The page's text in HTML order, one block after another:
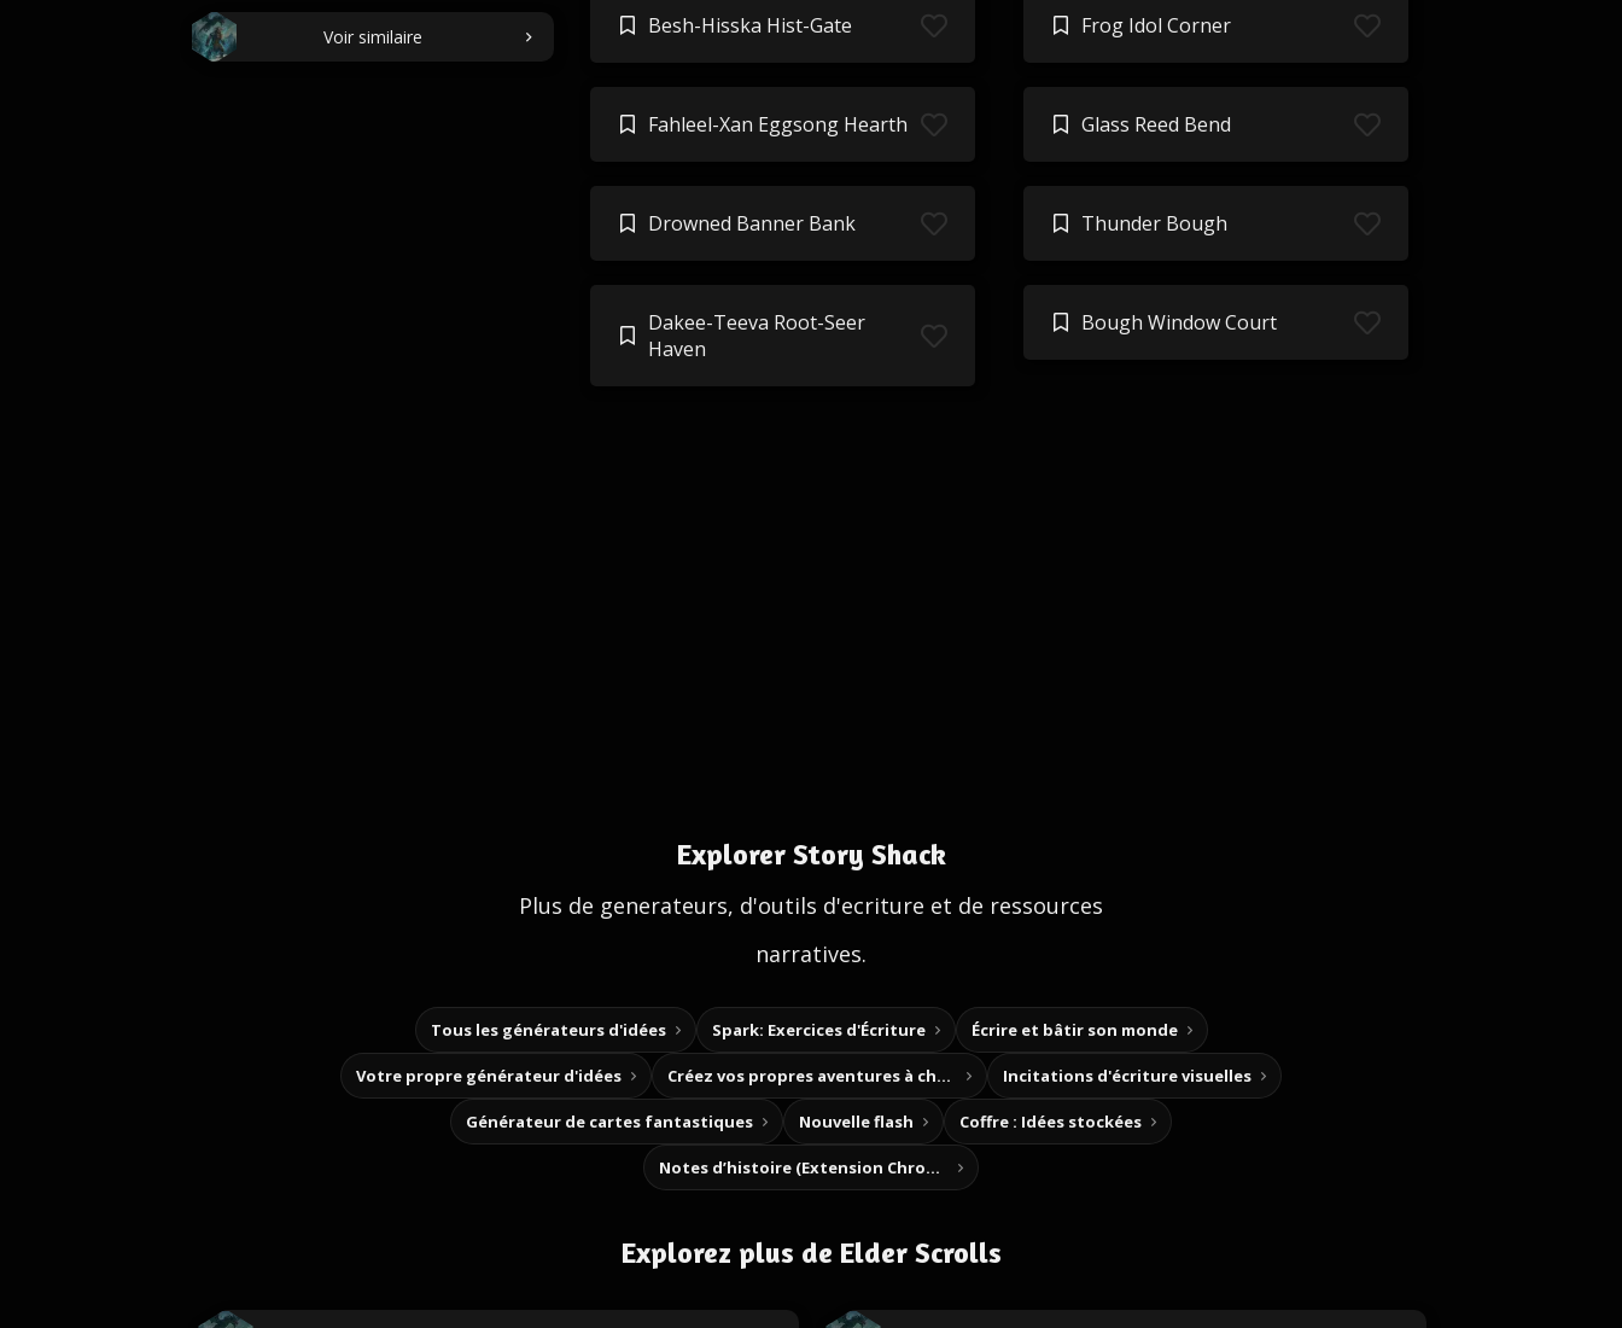
Voir similaire Besh-Hisska Hist-Gate Frog Idol Corner
Fahleel-Xan Eggsong Hearth Glass Reed Bend
Drowned Banner Bank Thunder Bough
Dakee-Teeva Root-Seer
Haven
Bough Window Court
Explorer Story Shack
Plus de generateurs, d'outils d'ecriture et de ressources
narratives.
Tous les générateurs d'idées Spark: Exercices d'Écriture Écrire et bâtir son monde
Votre propre générateur d'idées Créez vos propres aventures à choix Incitations d'écriture visuelles
Générateur de cartes fantastiques Nouvelle flash Coffre : Idées stockées
Notes d’histoire (Extension Chrome)
Explorez plus de Elder Scrolls